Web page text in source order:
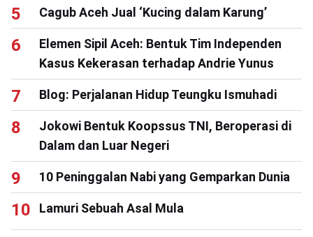
Cagub Aceh Jual ‘Kucing dalam Karung’
Elemen Sipil Aceh: Bentuk Tim Independen
Kasus Kekerasan terhadap Andrie Yunus
Blog: Perjalanan Hidup Teungku Ismuhadi
Jokowi Bentuk Koopssus TNI, Beroperasi di
Dalam dan Luar Negeri
10 Peninggalan Nabi yang Gemparkan Dunia
Lamuri Sebuah Asal Mula